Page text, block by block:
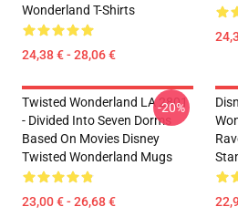
Wonderland T-Shirts
24,38 € - 28,06 €
Twisted Wonderland LA 2801
- Divided Into Seven Dorms
Based On Movies Disney
Twisted Wonderland Mugs
23,00 € - 26,68 €
-20%